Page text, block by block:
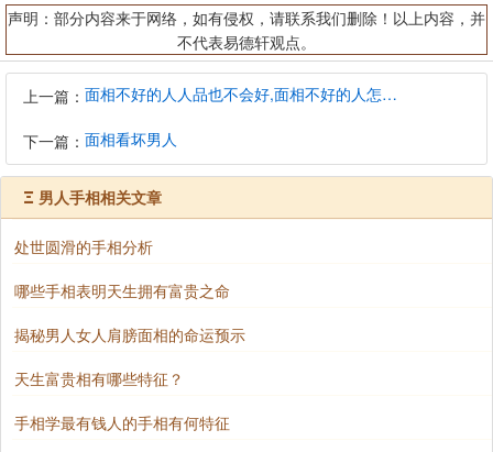
声明：部分内容来于网络，如有侵权，请联系我们删除！以上内容，并
不代表易德轩观点。
上一篇： 面相不好的人人品也不会好,面相不好的人怎么办
下一篇： 面相看坏男人
Ξ 男人手相相关文章
处世圆滑的手相分析
哪些手相表明天生拥有富贵之命
揭秘男人女人肩膀面相的命运预示
天生富贵相有哪些特征？
手相学最有钱人的手相有何特征